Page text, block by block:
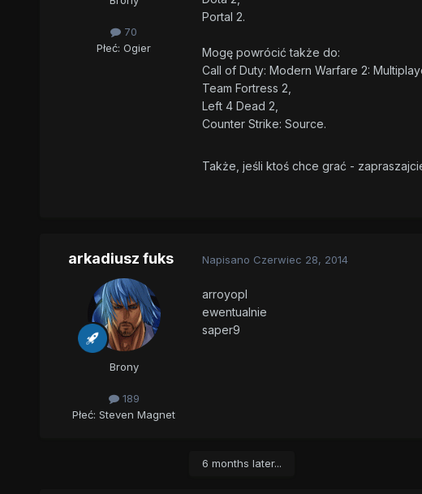
70
Płeć: Ogier
Portal 2.
Mogę powrócić także do:
Call of Duty: Modern Warfare 2:
Team Fortress 2,
Left 4 Dead 2,
Counter Strike: Source.
Także, jeśli ktoś chce grać -
arkadiusz fuks
Brony
189
Płeć: Steven Magnet
Napisano Czerwiec 28, 2014
arroyopl
ewentualnie
saper9
6 months later...